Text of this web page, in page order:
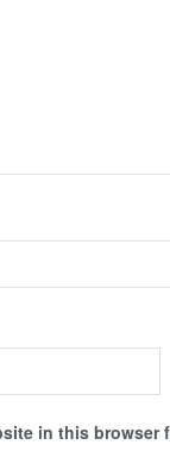
in this browser